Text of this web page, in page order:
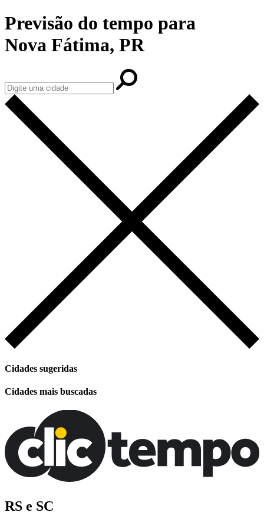
Previsão do tempo para
Nova Fátima, PR
Cidades sugeridas
Cidades mais buscadas
RS e SC